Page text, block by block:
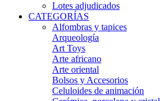
Lotes adjudicados
CATEGORÍAS
Alfombras y tapices
Arqueología
Art Toys
Arte africano
Arte oriental
Bolsos y Accesorios
Celuloides de animación